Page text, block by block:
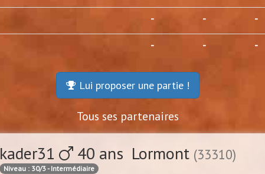
- - -
- - -
Lui proposer une partie !
Tous ses partenaires
kader31 40 ans Lormont (33310)
Niveau : 30/3 - Intermédiaire